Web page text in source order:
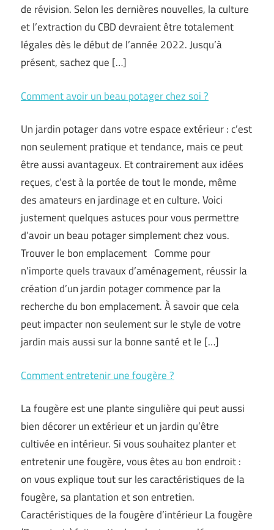
de révision. Selon les dernières nouvelles, la culture
et l’extraction du CBD devraient être totalement
légales dès le début de l’année 2022. Jusqu’à
présent, sachez que […]
Comment avoir un beau potager chez soi ?
Un jardin potager dans votre espace extérieur : c’est
non seulement pratique et tendance, mais ce peut
être aussi avantageux. Et contrairement aux idées
reçues, c’est à la portée de tout le monde, même
des amateurs en jardinage et en culture. Voici
justement quelques astuces pour vous permettre
d’avoir un beau potager simplement chez vous.
Trouver le bon emplacement Comme pour
n’importe quels travaux d’aménagement, réussir la
création d’un jardin potager commence par la
recherche du bon emplacement. À savoir que cela
peut impacter non seulement sur le style de votre
jardin mais aussi sur la bonne santé et le […]
Comment entretenir une fougère ?
La fougère est une plante singulière qui peut aussi
bien décorer un extérieur et un jardin qu’être
cultivée en intérieur. Si vous souhaitez planter et
entretenir une fougère, vous êtes au bon endroit :
on vous explique tout sur les caractéristiques de la
fougère, sa plantation et son entretien.
Caractéristiques de la fougère d’intérieur La fougère